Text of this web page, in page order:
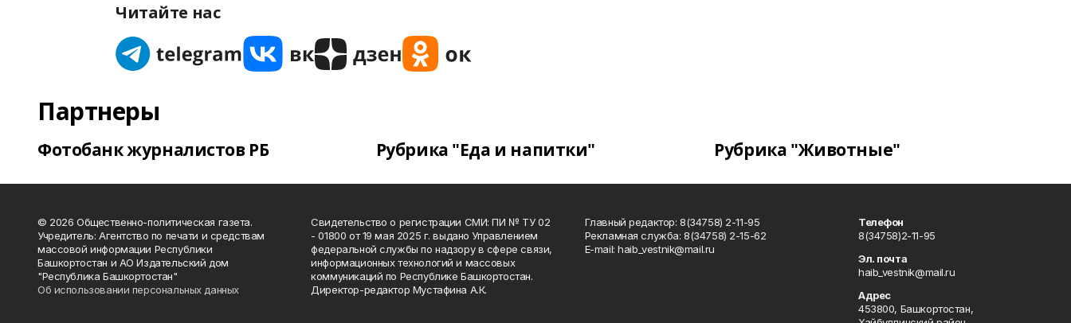
Читайте нас
Партнеры
Фотобанк журналистов РБ Рубрика "Еда и напитки" Рубрика "Животные"
© 2026 Общественно-политическая газета.
Учредитель: Агентство по печати и средствам
массовой информации Республики
Башкортостан и АО Издательский дом
"Республика Башкортостан"
Об использовании персональных данных
Свидетельство о регистрации СМИ: ПИ № ТУ 02
- 01800 от 19 мая 2025 г. выдано Управлением
федеральной службы по надзору в сфере связи,
информационных технологий и массовых
коммуникаций по Республике Башкортостан.
Директор-редактор Мустафина А.К.
Главный редактор: 8(34758) 2-11-95
Рекламная служба: 8(34758) 2-15-62
Е-mаil: haib_vestnik@mail.ru
Телефон
8(34758)2-11-95
Эл. почта
haib_vestnik@mail.ru
Адрес
453800, Башкортостан,